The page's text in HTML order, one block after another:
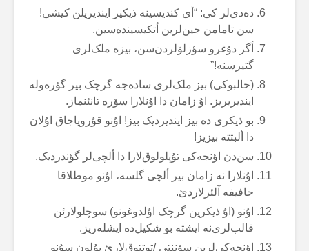
دەدی‌لر کی: “أی کندیسینە ذیکیر ایندیریلن کیشی!
سن تامامن جین‌لرین أتکیسیندەسین.
أگر دۇغرو سؤزلۆلردن‌سن، بیزە ملک‌لری
گتیرسنە!”
(حالبوکی) بیز ملک‌لری سادەجە گرچک بیر گؤرەولە
ایندیریریز. اۇ زامان دا اۇنلارا سۆرە تانئنماز.
بو ذیکری دە بیز ایندیردیک بیز! اۇنو قۇرویاجاق اۇلان
دا ألبتتە بیزیز!
سن‌دن اؤنجەکی تۇپلولوق‌لارا دا ألچی‌لر گؤندردیک.
اۇنلارا نە زامان بیر ألچی گلسە، اۇنو موطلاقا
حافیفە آلئرلاردئ.
اۇنو (اۇ ذیکرین گرچک اۇلدوغونو) سوچلولارئن
قالب‌لری‌نە ایشتە بو شکیل‌دە ایشلەریز.
اؤنجەکی‌لرین سۆننتی /توتتوق‌لارئ یۇلون سۇنو